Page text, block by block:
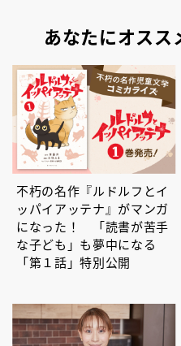
あなたにオスス
不朽の名作『ルドルフとイ
ッパイアッテナ』がマンガ
になった！ 「読書が苦手
な子ども」も夢中になる
「第１話」特別公開